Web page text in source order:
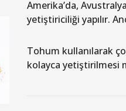
Amerika’da,
yetiştiriciliği yapılır.
Tohum kullanılarak
kolayca yetiştirilmesi